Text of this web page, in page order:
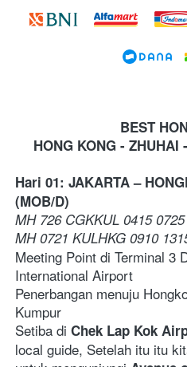
BEST
HONG KONG - ZHUHAI
Hari 01: JAKARTA –
(MOB/D)
MH 726 CGKKUL 0415 0725
MH 0721 KULHKG 0910
Meeting Point di Terminal 3
International Airport
Penerbangan menuju
Kumpur
Setiba di Chek Lap Kok
local guide, Setelah itu itu